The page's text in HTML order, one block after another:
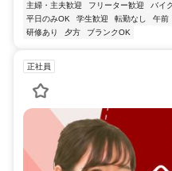
主婦・主夫歓迎
フリーター歓迎 バイ
平日のみOK
学生歓迎 転勤なし 午前
研修あり
夕方 ブランクOK
正社員